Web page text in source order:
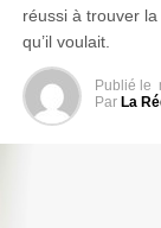
réussi à trouver
qu’il voulait.
Publié le
Par La